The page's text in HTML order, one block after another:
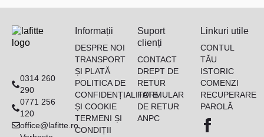
0314 260
290
0771 256
120
office@lafitte.ro
Informații
DESPRE NOI
TRANSPORT
ȘI PLATĂ
POLITICA DE
CONFIDENȚIALITATE
ȘI COOKIE
TERMENI ȘI
CONDIȚII
Suport
clienți
CONTACT
DREPT DE
RETUR
FORMULAR
DE RETUR
ANPC
Linkuri utile
CONTUL
TĂU
ISTORIC
COMENZI
RECUPERARE
PAROLĂ